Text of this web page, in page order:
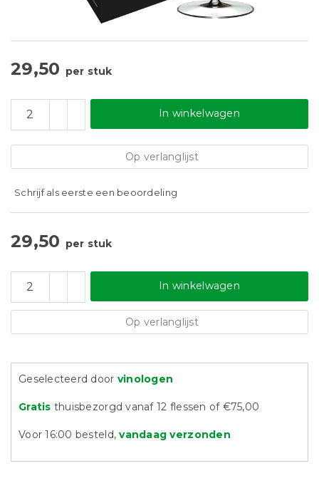
29,50 per stuk
In winkelwagen
Op verlanglijst
Schrijf als eerste een beoordeling
29,50 per stuk
In winkelwagen
Op verlanglijst
Geselecteerd door vinologen
Gratis thuisbezorgd vanaf 12 flessen of €75,00
Voor 16:00 besteld,vandaag verzonden